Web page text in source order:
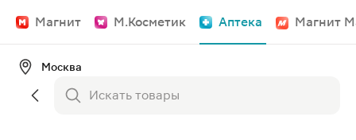
Магнит М.Косметик Аптека Магнит
Москва